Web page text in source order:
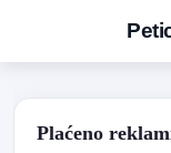
Plaćeno